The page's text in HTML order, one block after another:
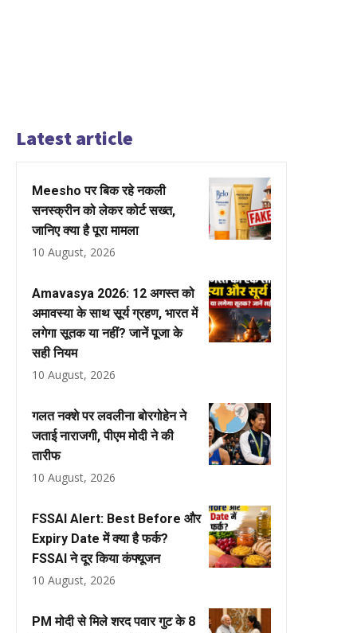
Latest article
Meesho पर बिक रहे नकली
सनस्क्रीन को लेकर कोर्ट सख्त,
जानिए क्या है पूरा मामला
10 August, 2026
Amavasya 2026: 12 अगस्त को
अमावस्या के साथ सूर्य ग्रहण, भारत में
लगेगा सूतक या नहीं? जानें पूजा के
सही नियम
10 August, 2026
गलत नक्शे पर लवलीना बोरगोहेन ने
जताई नाराजगी, पीएम मोदी ने की
तारीफ
10 August, 2026
FSSAI Alert: Best Before और
Expiry Date में क्या है फर्क?
FSSAI ने दूर किया कंफ्यूजन
10 August, 2026
PM मोदी से मिले शरद पवार गुट के 8